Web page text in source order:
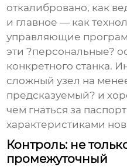
откалибровано, как
и главное — как
управляющие
эти ?персональные?
конкретного станка.
сложный узел на
предсказуемый? и
чем гнаться за
характеристиками
Контроль: не
промежуточный